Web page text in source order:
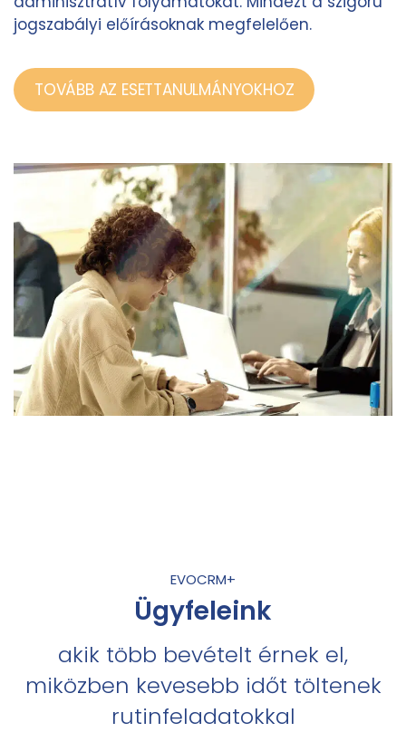
jogszabályi előírásoknak megfelelően.
TOVÁBB AZ ESETTANULMÁNYOKHOZ
EVOCRM+
Ügyfeleink
akik több bevételt érnek el,
miközben kevesebb időt töltenek
rutinfeladatokkal